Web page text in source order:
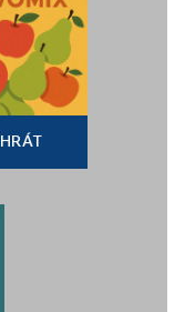
HRÁT